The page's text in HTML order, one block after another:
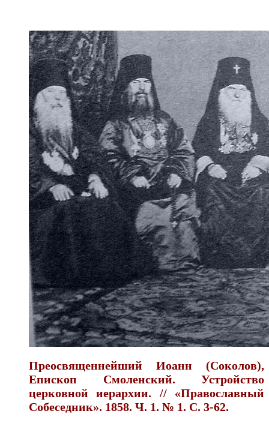
Преосвященнейший Иоанн (Соколов),
Епископ Смоленский. Устройство
церковной иерархии. // «Православный
Собеседник». 1858. Ч. 1. № 1. С. 3-62.